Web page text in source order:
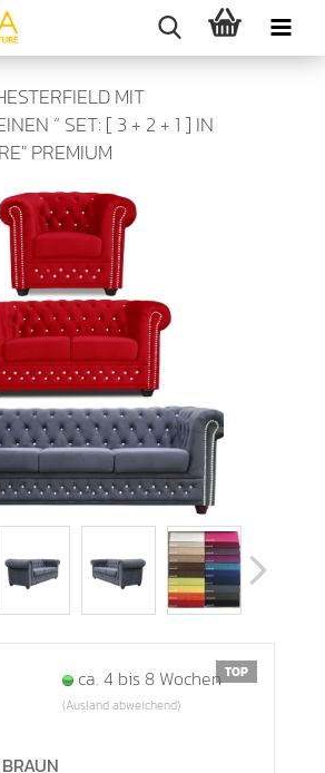
MIT
“ SET: [ 3 + 2 + 1 ] IN
PREMIUM
TOP
ca. 4 bis 8 Wochen
(Ausland abweichend)
BRAUN